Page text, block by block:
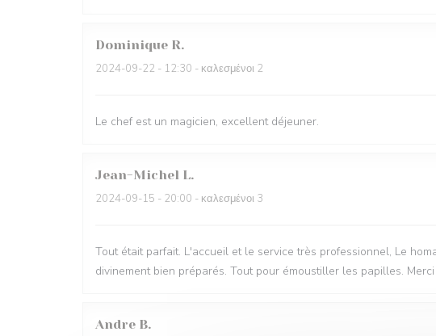
Dominique R
2024-09-22 - 12:30 - καλεσμένοι 2
Le chef est un magicien, excellent déjeuner.
Jean-Michel L
2024-09-15 - 20:00 - καλεσμένοι 3
Tout était parfait. L'accueil et le service très professionnel, Le
divinement bien préparés. Tout pour émoustiller les papilles.
Andre B